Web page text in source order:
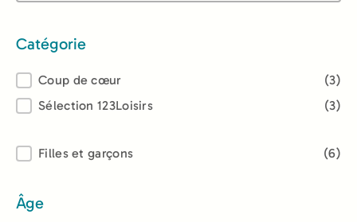
Catégorie
Catégorie
Coup de cœur
(3)
Sélection 123Loisirs
(3)
Lectorat
Filles et garçons (6)
Âge